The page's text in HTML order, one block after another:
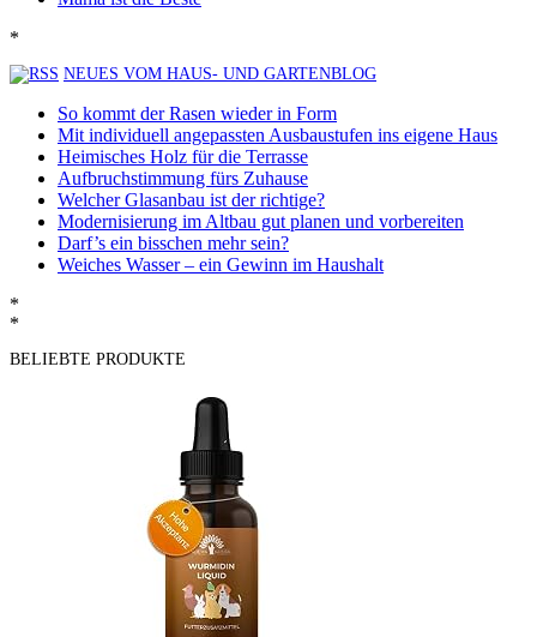
*
NEUES VOM HAUS- UND GARTENBLOG
So kommt der Rasen wieder in Form
Mit individuell angepassten Ausbaustufen ins eigene Haus
Heimisches Holz für die Terrasse
Aufbruchstimmung fürs Zuhause
Welcher Glasanbau ist der richtige?
Modernisierung im Altbau gut planen und vorbereiten
Darf’s ein bisschen mehr sein?
Weiches Wasser – ein Gewinn im Haushalt
*
*
BELIEBTE PRODUKTE